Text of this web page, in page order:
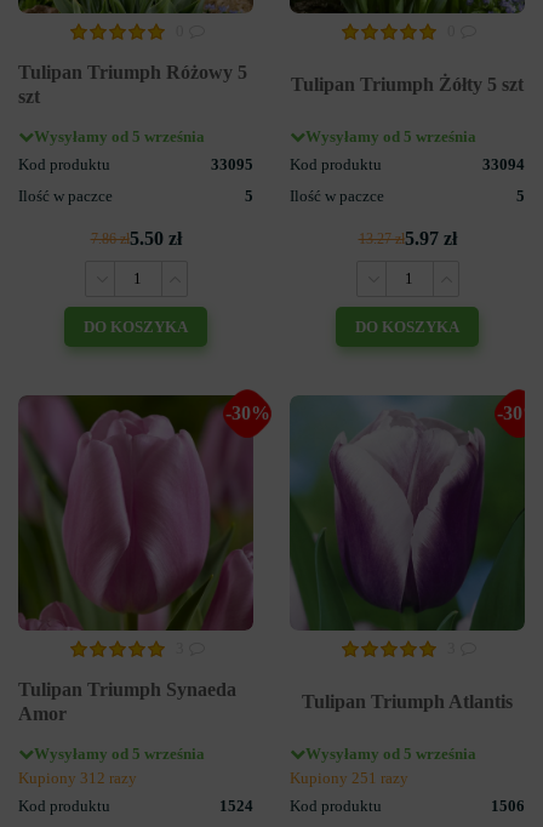
Tulipan Triumph Różowy 5
szt
Wysyłamy od 5 września
Kod produktu
33095
Ilość w paczce
5
7.86 zł5.50 zł
DO KOSZYKA
Tulipan Triumph Żółty 5 szt
Wysyłamy od 5 września
Kod produktu
33094
Ilość w paczce
5
13.27 zł5.97 zł
DO KOSZYKA
-30%
Tulipan Triumph Synaeda
Amor
Wysyłamy od 5 września
Kupiony 312 razy
Kod produktu
1524
-30%
Tulipan Triumph Atlantis
Wysyłamy od 5 września
Kupiony 251 razy
Kod produktu
1506